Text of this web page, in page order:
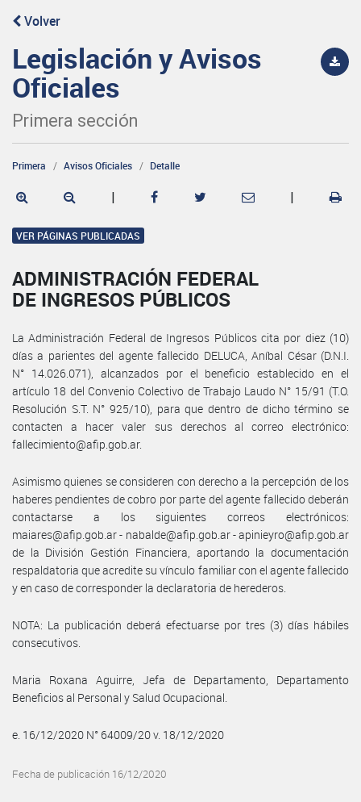
Volver
Legislación y Avisos
Oficiales
Primera sección
Primera Avisos Oficiales Detalle
| |
VER PÁGINAS PUBLICADAS
ADMINISTRACIÓN FEDERAL
DE INGRESOS PÚBLICOS
La Administración Federal de Ingresos Públicos cita por diez (10)
días a parientes del agente fallecido DELUCA, Aníbal César (D.N.I.
N° 14.026.071), alcanzados por el beneficio establecido en el
artículo 18 del Convenio Colectivo de Trabajo Laudo N° 15/91 (T.O.
Resolución S.T. N° 925/10), para que dentro de dicho término se
contacten a hacer valer sus derechos al correo electrónico:
fallecimiento@afip.gob.ar.
Asimismo quienes se consideren con derecho a la percepción de los
haberes pendientes de cobro por parte del agente fallecido deberán
contactarse a los siguientes correos electrónicos:
maiares@afip.gob.ar - nabalde@afip.gob.ar - apinieyro@afip.gob.ar
de la División Gestión Financiera, aportando la documentación
respaldatoria que acredite su vínculo familiar con el agente fallecido
y en caso de corresponder la declaratoria de herederos.
NOTA: La publicación deberá efectuarse por tres (3) días hábiles
consecutivos.
Maria Roxana Aguirre, Jefa de Departamento, Departamento
Beneficios al Personal y Salud Ocupacional.
e. 16/12/2020 N° 64009/20 v. 18/12/2020
Fecha de publicación 16/12/2020